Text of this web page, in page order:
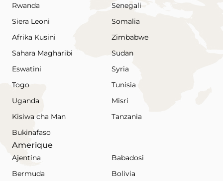
Rwanda
Senegali
Siera Leoni
Somalia
Afrika Kusini
Zimbabwe
Sahara Magharibi
Sudan
Eswatini
Syria
Togo
Tunisia
Uganda
Misri
Kisiwa cha Man
Tanzania
Bukinafaso
Amerique
Ajentina
Babadosi
Bermuda
Bolivia